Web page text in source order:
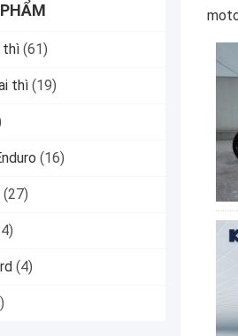
thì (61)
thì (19)
(16)
(27)
(4)